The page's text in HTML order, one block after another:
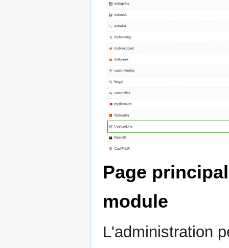
Page
module
L'administration